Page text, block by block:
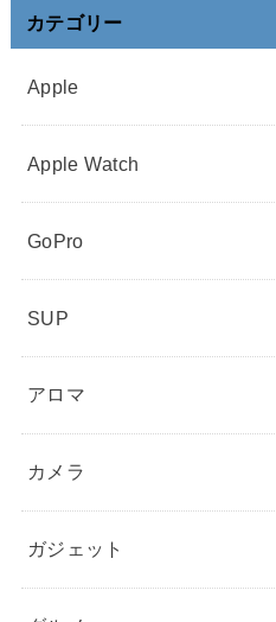
カテゴリー
Apple
Apple Watch
GoPro
SUP
アロマ
カメラ
ガジェット